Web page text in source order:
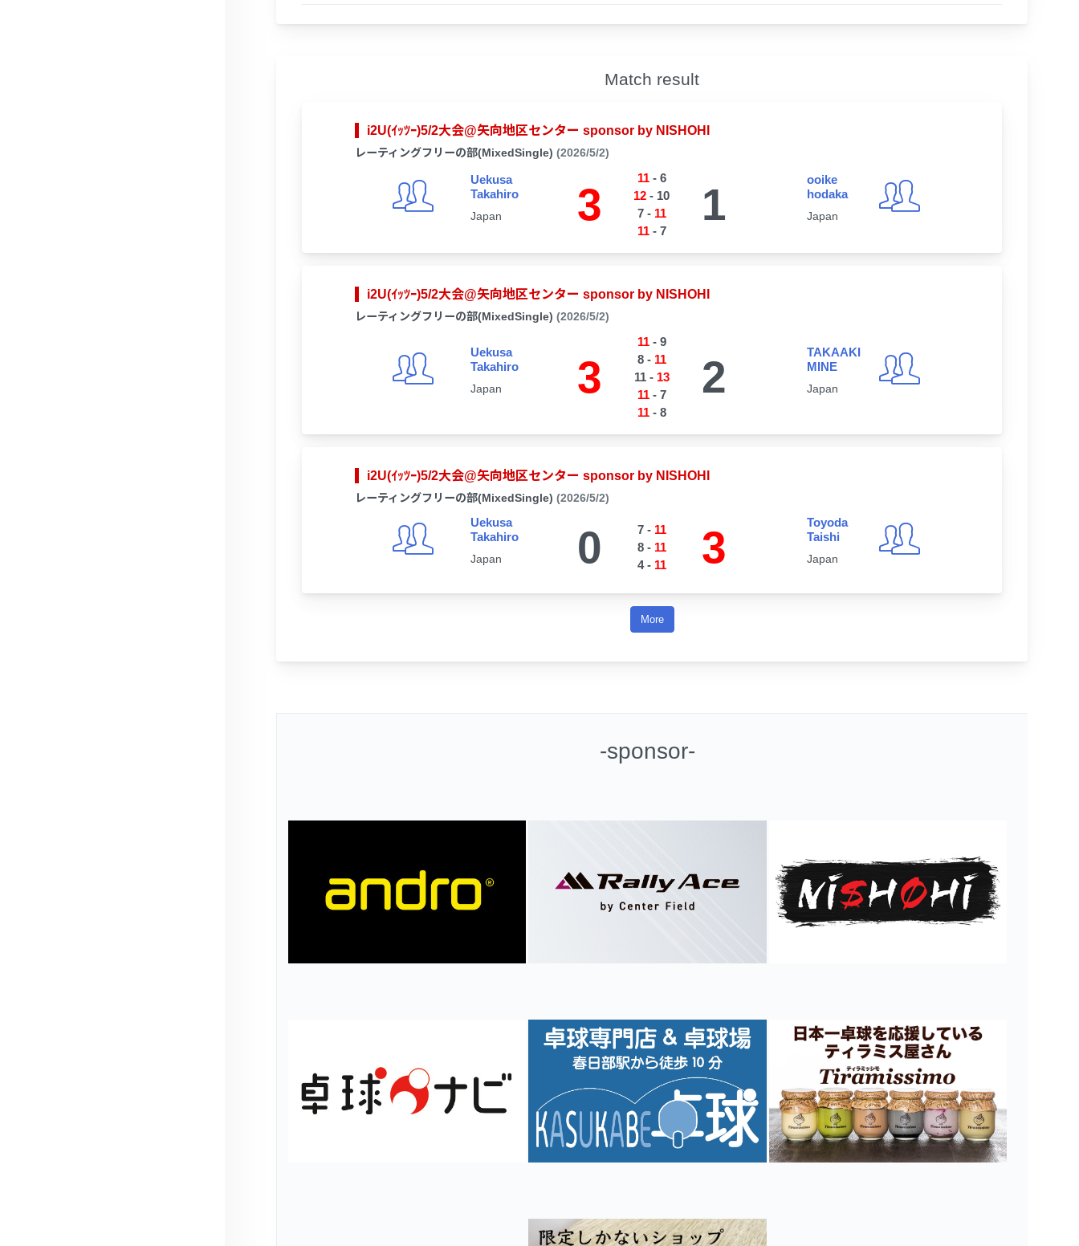
Match result
i2U(ｲｯﾂｰ)5/2大会@矢向地区センター sponsor by NISHOHI
レーティングフリーの部(MixedSingle) (2026/5/2)
Uekusa
Takahiro
Japan 3
11- 6
12 - 10
7- 11
11- 7
1
ooike
hodaka
Japan
i2U(ｲｯﾂｰ)5/2大会@矢向地区センター sponsor by NISHOHI
レーティングフリーの部(MixedSingle) (2026/5/2)
Uekusa
Takahiro
Japan 3
11- 9
8- 11
11- 13
11- 7
11- 8
2
TAKAAKI
MINE
Japan
i2U(ｲｯﾂｰ)5/2大会@矢向地区センター sponsor by NISHOHI
レーティングフリーの部(MixedSingle) (2026/5/2)
Uekusa
Takahiro
Japan 0 7- 11
8- 11
4- 11 3
Toyoda
Taishi
Japan
More
-sponsor-